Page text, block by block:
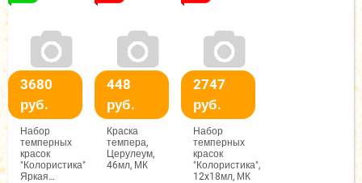
3680
руб.
Набор
темперных
красок
"Колористика"
Яркая
448
руб.
Краска
темпера,
Церулеум,
46мл, МК
2747
руб.
Набор
темперных
красок
"Колористика",
12x18мл, МК